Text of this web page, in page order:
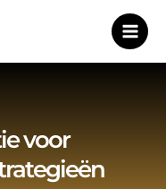
voor